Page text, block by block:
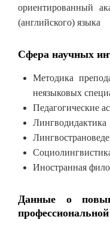
ориентированный
(английского) языка
Сфера научных
Методика
неязыковых
Педагогические
Лингводидактика
Иностранная
Данные о